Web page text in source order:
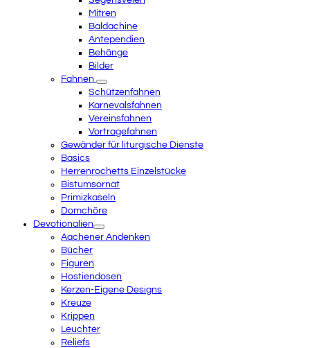
Mitren
Baldachine
Antependien
Behänge
Bilder
Fahnen
Schützenfahnen
Karnevalsfahnen
Vereinsfahnen
Vortragefahnen
Gewänder für liturgische Dienste
Basics
Herrenrochetts Einzelstücke
Bistumsornat
Primizkaseln
Domchöre
Devotionalien
Aachener Andenken
Bücher
Figuren
Hostiendosen
Kerzen-Eigene Designs
Kreuze
Krippen
Leuchter
Reliefs